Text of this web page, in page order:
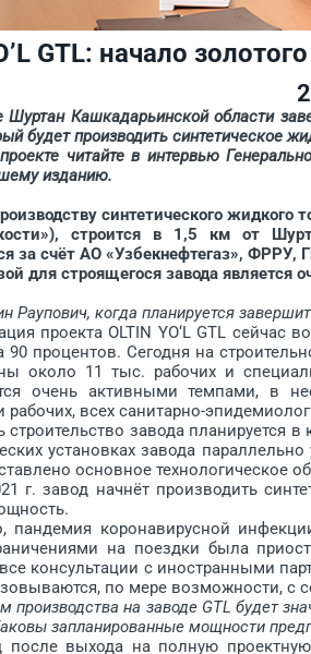
GTL: начало
Кашкадарьинской области
будет производить синтетическое
читайте в интервью
изданию.
синтетического жидкого
строится в 1,5 км от
за счёт АО «Узбекнефтегаз»,
для строящегося завода
Раупович, когда планируется
проекта OLTIN YO‘L GTL сейчас
90 процентов. Сегодня на
около 11 тыс. рабочих и
очень активными темпами, в
рабочих, всех санитарно-
завода планируется в
установках завода
основное технологическое
завод начнёт производить
коронавирусной
на поездки была
консультации с иностранными
по мере возможности, с
производства на заводе GTL будет
запланированные мощности
выхода на полную проектную